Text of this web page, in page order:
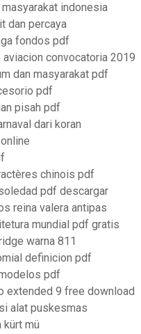
indonesia
dan percaya
fondos pdf
aviacion convocatoria 2019
dan masyarakat pdf
pdf
pisah pdf
dari koran
chinois pdf
pdf descargar
reina valera antipas
mundial pdf gratis
warna 811
definicion pdf
pdf
extended 9 free download
alat puskesmas
kürt mü